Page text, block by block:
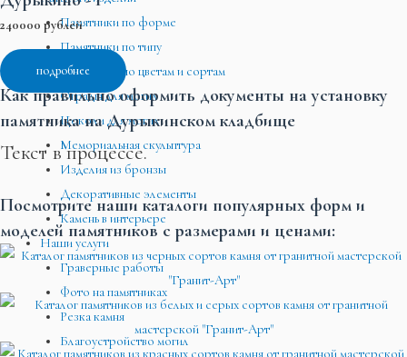
Памятники по форме
Памятники по типу
Памятники по цветам и сортам
Ограды для могил
Цоколи для могил
Мемориальная скульптура
Изделия из бронзы
Декоративные элементы
Камень в интерьере
Наши услуги
Граверные работы
Фото на памятниках
Резка камня
Благоустройство могил
240000 рублей
подробнее
Как правильно оформить документы на установку
памятника на Дурыкинском кладбище
Текст в процессе.
Посмотрите наши каталоги популярных форм и
моделей памятников с размерами и ценами: